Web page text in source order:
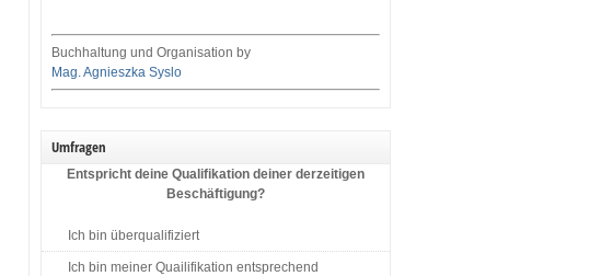
Buchhaltung und Organisation by
Mag. Agnieszka Syslo
Umfragen
Entspricht deine Qualifikation deiner derzeitigen
Beschäftigung?
Ich bin überqualifiziert
Ich bin meiner Quailifikation entsprechend